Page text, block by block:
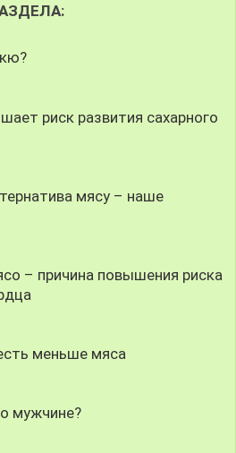
риск развития сахарного
мясу – наше
– причина повышения риска
меньше мяса
мужчине?